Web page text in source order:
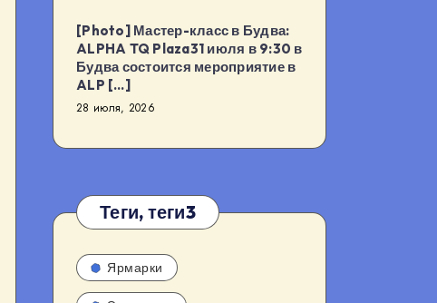
[Photo] Мастер-класс в Будва:
ALPHA TQ Plaza31 июля в 9:30 в
Будва состоится мероприятие в
ALP […]
28 июля, 2026
Теги, теги3
Ярмарки